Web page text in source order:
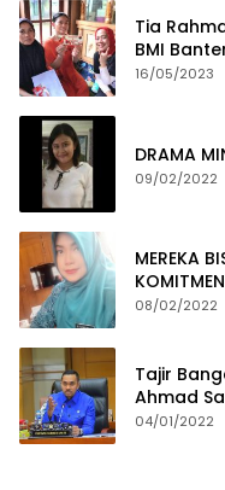
Tia
BMI
16/05/2023
DRAMA
09/02/2022
MEREKA
08/02/2022
Tajir
Ahmad
04/01/2022